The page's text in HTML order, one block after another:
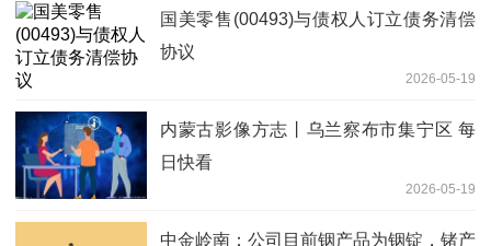
国美零售(00493)与债权人订立债务清偿
协议
2026-05-19
内蒙古影像方志丨乌兰察布市集宁区 每
日快看
2026-05-19
中金岭南：公司目前铟产品为铟锭，锗产